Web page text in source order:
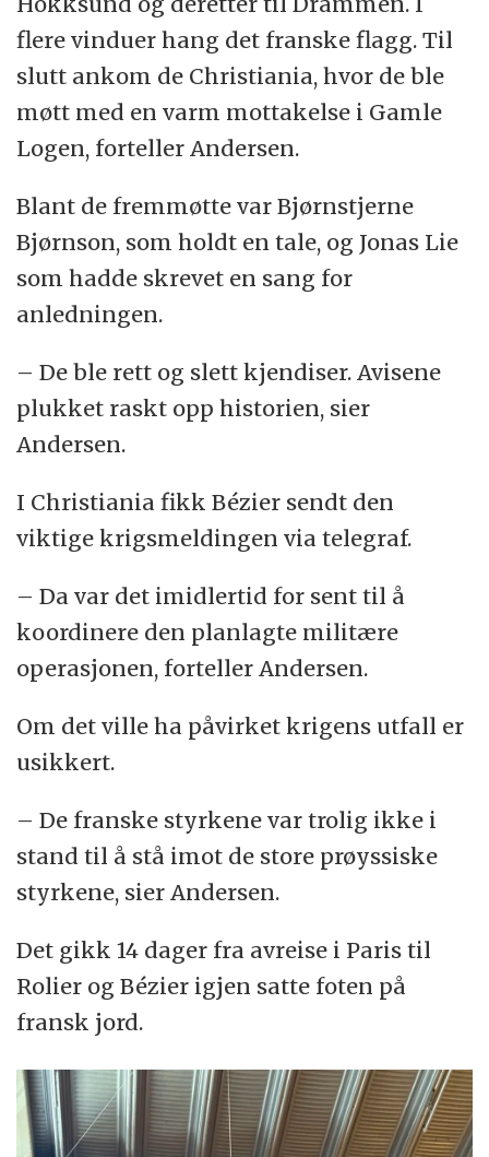
flere vinduer hang det franske flagg. Til
slutt ankom de Christiania, hvor de ble
møtt med en varm mottakelse i Gamle
Logen, forteller Andersen.
Blant de fremmøtte var Bjørnstjerne
Bjørnson, som holdt en tale, og Jonas Lie
som hadde skrevet en sang for
anledningen.
– De ble rett og slett kjendiser. Avisene
plukket raskt opp historien, sier
Andersen.
I Christiania fikk Bézier sendt den
viktige krigsmeldingen via telegraf.
– Da var det imidlertid for sent til å
koordinere den planlagte militære
operasjonen, forteller Andersen.
Om det ville ha påvirket krigens utfall er
usikkert.
– De franske styrkene var trolig ikke i
stand til å stå imot de store prøyssiske
styrkene, sier Andersen.
Det gikk 14 dager fra avreise i Paris til
Rolier og Bézier igjen satte foten på
fransk jord.